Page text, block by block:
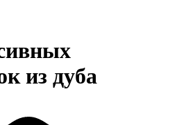
из дуба